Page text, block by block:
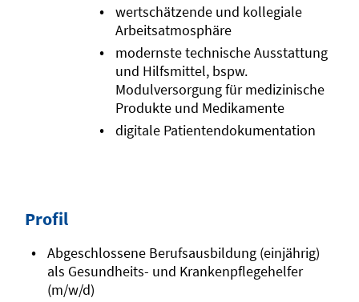
wertschätzende und kollegiale
Arbeitsatmosphäre
modernste technische Ausstattung
und Hilfsmittel, bspw.
Modulversorgung für medizinische
Produkte und Medikamente
digitale Patientendokumentation
Profil
Abgeschlossene Berufsausbildung (einjährig)
als Gesundheits- und Krankenpflegehelfer
(m/w/d)